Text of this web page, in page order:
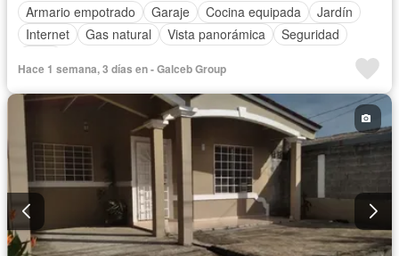
Armario empotrado
Garaje Cocina equipada
Jardín
Internet
Gas natural Vista panorámica
Seguridad
Hace 1 semana, 3 días en - Galceb Group